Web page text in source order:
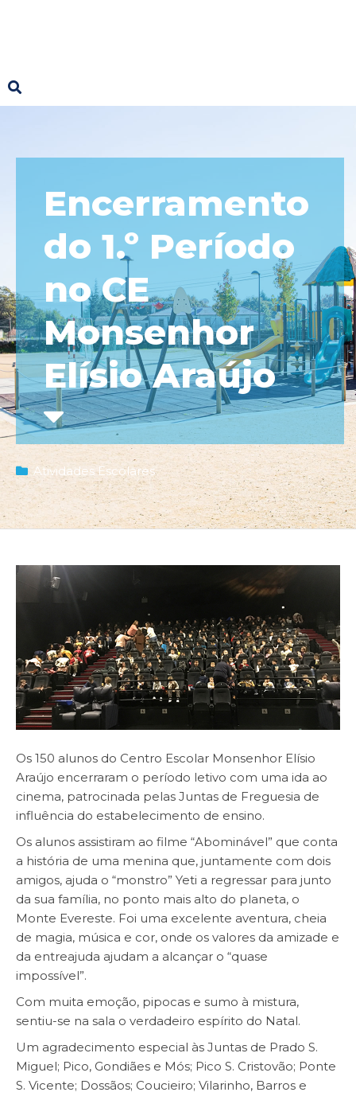
Encerramento
do 1.º Período
no CE
Monsenhor
Elísio Araújo
Atividades Escolares
Os 150 alunos do Centro Escolar Monsenhor Elísio
Araújo encerraram o período letivo com uma ida ao
cinema, patrocinada pelas Juntas de Freguesia de
influência do estabelecimento de ensino.
Os alunos assistiram ao filme “Abominável” que conta
a história de uma menina que, juntamente com dois
amigos, ajuda o “monstro” Yeti a regressar para junto
da sua família, no ponto mais alto do planeta, o
Monte Evereste. Foi uma excelente aventura, cheia
de magia, música e cor, onde os valores da amizade e
da entreajuda ajudam a alcançar o “quase
impossível”.
Com muita emoção, pipocas e sumo à mistura,
sentiu-se na sala o verdadeiro espírito do Natal.
Um agradecimento especial às Juntas de Prado S.
Miguel; Pico, Gondiães e Mós; Pico S. Cristovão; Ponte
S. Vicente; Dossãos; Coucieiro; Vilarinho, Barros e